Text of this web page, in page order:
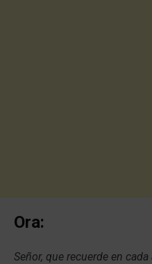
Ora:
Señor, que recuerde en